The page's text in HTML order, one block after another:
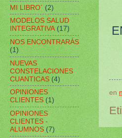
en
MI LIBRO´ (2)
MODELOS SALUD
INTEGRATIVA (17)
NOS ENCONTRARÁS
(1)
NUEVAS
CONSTELACIONES
CUANTICAS (4)
OPINIONES
CLIENTES (1)
OPINIONES
CLIENTES -
ALUMNOS (7)